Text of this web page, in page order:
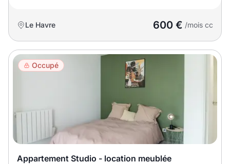
Le Havre 600 € /mois cc
Occupé
Appartement Studio - location meublée